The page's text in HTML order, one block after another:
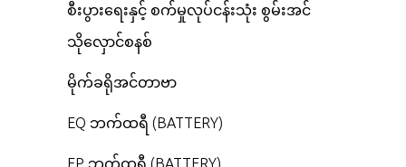
စီးပွားရေးနှင့် စက်မှုလုပ်ငန်းသုံး စွမ်းအင်
သိုလှောင်စနစ်
မိုက်ခရိုအင်တာဗာ
EQ ဘက်ထရီ (BATTERY)
EP ဘက်ထရီ (BATTERY)